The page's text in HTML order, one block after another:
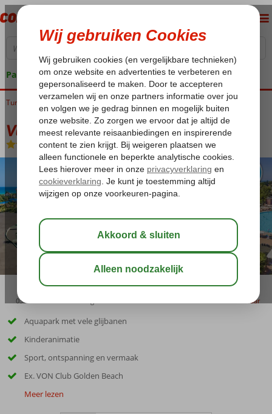
Pakketgarantie
Home
Turkije Turkse Riviera Side Colakli Vonresort Golden Beach
Vonresort Golden Beach
Ultra All Inclusive-Hotel
03:45 bewaar
Aquapark met vele glijbanen
Kinderanimatie
Sport, ontspanning en vermaak
Ex. VON Club Golden Beach
Meer lezen